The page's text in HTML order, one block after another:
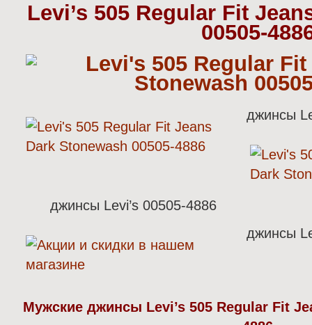
Levi’s 505 Regular Fit
00505-
джинсы
джинсы Levi’s 00505-4886
джинсы
Мужские джинсы Levi’s 505 Regular Fit